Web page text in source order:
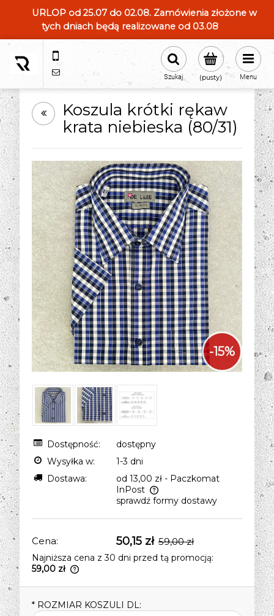
URLOP od 25.07 do 02.08. Zamówienia złożone w
tych dniach będą realizowane od 03.08
604554331
sklep@roland-modameska.pl (pusty)
Szukaj Menu
Koszula krótki rękaw
krata niebieska (80/31)
-15%
Dostępność:
dostępny
Wysyłka w:
1-3 dni
Dostawa:
od 13,00 zł - Paczkomat
InPost
Cena nie zawiera ewentualnych kosztów
sprawdź formy dostawy
Cena: 50,15 zł 59,00 zł
Najniższa cena z 30 dni przed tą promocją:
59,00 zł
cena od momentu, kiedy produkt
* ROZMIAR KOSZULI DL: